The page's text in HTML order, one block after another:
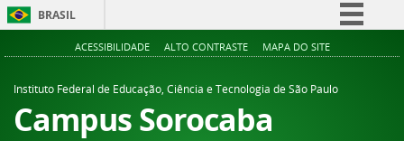
BRASIL
Simplifique!
Acesso à informação
ACESSIBILIDADE ALTO CONTRASTE MAPA DO SITE
Instituto Federal de Educação, Ciência e Tecnologia de São Paulo
Campus Sorocaba